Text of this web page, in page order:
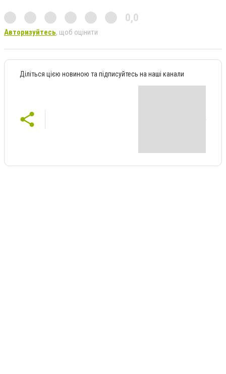
0,0
Авторизуйтесь, щоб оцінити
Діліться цією новиною та підписуйтесь на наші канали